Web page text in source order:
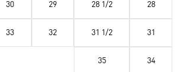
28
28 1/2
29
30
31
31 1/2
32
33
34
35